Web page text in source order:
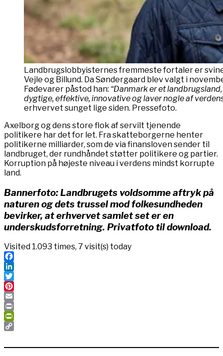
Landbrugslobbyisternes fremmeste fortaler er
Vejle og Billund. Da Søndergaard blev valgt i
Fødevarer påstod han: “Danmark er et
dygtige, effektive, innovative og laver nogle af
erhvervet sunget lige siden. Pressefoto.
Axelborg og dens store flok af servilt tjenende
politikere har det for let. Fra skatteborgerne henter
politikerne milliarder, som de via finansloven sender til
landbruget, der rundhåndet støtter politikere og partier.
Korruption på højeste niveau i verdens mindst korrupte
land.
Bannerfoto: Landbrugets voldsomme aftryk på
naturen og dets trussel mod folkesundheden
bevirker, at erhvervet samlet set er en
underskudsforretning. Privatfoto til download.
Visited 1.093 times, 7 visit(s) today
Facebook
LinkedIn
Twitter
Pinterest
Email
Print
PrintFriendly
Link